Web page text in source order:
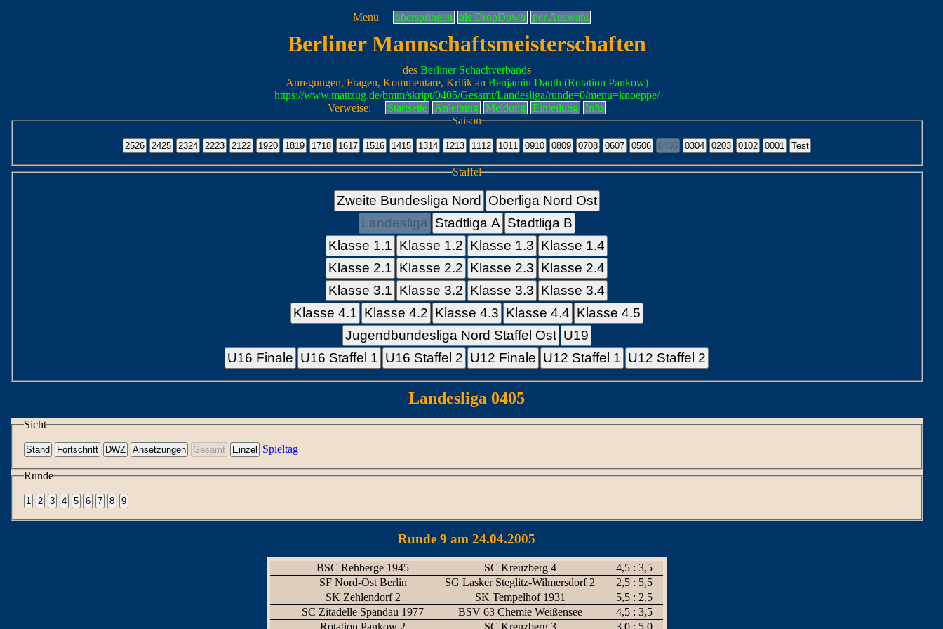
Menü überspringen als DropDown per Auswahl
Berliner Mannschaftsmeisterschaften
des Berliner Schachverbands
Anregungen, Fragen, Kommentare, Kritik an Benjamin Dauth (Rotation Pankow)
https://www.mattzug.de/bmm/skript/0405/Gesamt/Landesliga/runde=0/menu=knoeppe/
Verweise:
Startseite Anleitung Meldung Einteilung
Info
Saison
Staffel
Zweite Bundesliga Nord
Oberliga Nord Ost
Landesliga
Stadtliga A Stadtliga B
Klasse 1.1 Klasse 1.2 Klasse 1.3 Klasse 1.4
Klasse 2.1 Klasse 2.2 Klasse 2.3 Klasse 2.4
Klasse 3.1 Klasse 3.2 Klasse 3.3 Klasse 3.4
Klasse 4.1 Klasse 4.2 Klasse 4.3 Klasse 4.4 Klasse 4.5
Jugendbundesliga Nord Staffel Ost U19
U16 Finale U16 Staffel 1 U16 Staffel 2 U12 Finale U12 Staffel 1 U12 Staffel 2
Landesliga 0405
Sicht
Spieltag
Runde
Runde 9 am 24.04.2005
BSC Rehberge 1945 SC Kreuzberg 4
4,5 : 3,5
SF Nord-Ost Berlin
SG Lasker Steglitz-Wilmersdorf 2
2,5 : 5,5
SK Zehlendorf 2
SK Tempelhof 1931
5,5 : 2,5
SC Zitadelle Spandau 1977
BSV 63 Chemie Weißensee
4,5 : 3,5
Rotation Pankow 2
SC Kreuzberg 3 3,0 : 5,0